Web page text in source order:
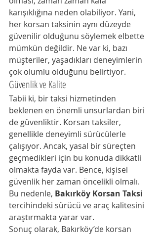
karışıklığına neden olabiliyor. Yani,
her korsan taksinin aynı düzeyde
güvenilir olduğunu söylemek elbette
mümkün değildir. Ne var ki, bazı
müşteriler, yaşadıkları deneyimlerin
çok olumlu olduğunu belirtiyor.
Güvenlik ve Kalite
Tabii ki, bir taksi hizmetinden
beklenen en önemli unsurlardan biri
de güvenliktir. Korsan taksiler,
genellikle deneyimli sürücülerle
çalışıyor. Ancak, yasal bir süreçten
geçmedikleri için bu konuda dikkatli
olmakta fayda var. Bence, kişisel
güvenlik her zaman öncelikli olmalı.
Bu nedenle, Bakırköy Korsan Taksi
tercihindeki sürücü ve araç kalitesini
araştırmakta yarar var.
Sonuç olarak, Bakırköy’de korsan